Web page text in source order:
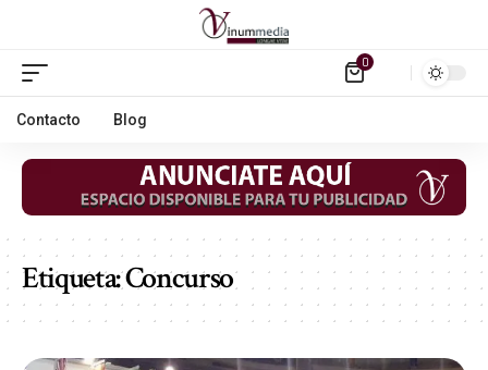
0
Contacto Blog
Etiqueta:Concurso